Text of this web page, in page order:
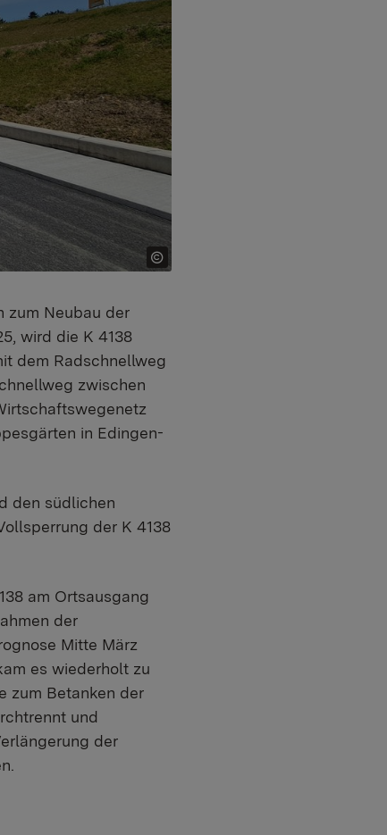
zum Neubau der
wird die K 4138
dem Radschnellweg
zwischen
in Edingen-
den südlichen
der K 4138
am Ortsausgang
der
Mitte März
es wiederholt zu
zum Betanken der
und
der